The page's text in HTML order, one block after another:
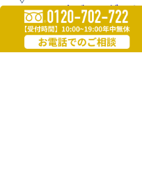
ホビー・ゲーム
楽器